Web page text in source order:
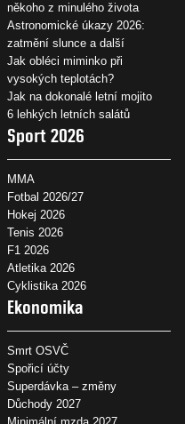
někoho z minulého života
Astronomické úkazy 2026:
zatmění slunce a další
Jak obléci miminko při
vysokých teplotách?
Jak na dokonalé letní mojito
6 lehkých letních salátů
Sport 2026
MMA
Fotbal 2026/27
Hokej 2026
Tenis 2026
F1 2026
Atletika 2026
Cyklistika 2026
Ekonomika
Smrt OSVČ
Spořicí účty
Superdávka – změny
Důchody 2027